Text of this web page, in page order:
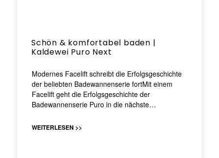
Schön & komfortabel baden |
Kaldewei Puro Next
Modernes Facelift schreibt die Erfolgsgeschichte
der beliebten Badewannenserie fortMit einem
Facelift geht die Erfolgsgeschichte der
Badewannenserie Puro in die nächste…
WEITERLESEN >>